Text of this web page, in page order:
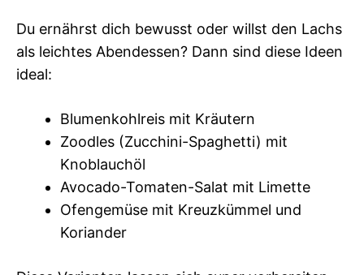
Du ernährst dich bewusst oder willst den Lachs
als leichtes Abendessen? Dann sind diese Ideen
ideal:
Blumenkohlreis mit Kräutern
Zoodles (Zucchini-Spaghetti) mit
Knoblauchöl
Avocado-Tomaten-Salat mit Limette
Ofengemüse mit Kreuzkümmel und
Koriander